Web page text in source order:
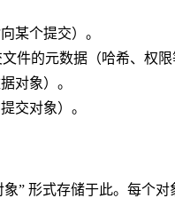
某个提交）。
件的元数据（哈希、权限
对象）。
交对象）。
” 形式存储于此。每个对